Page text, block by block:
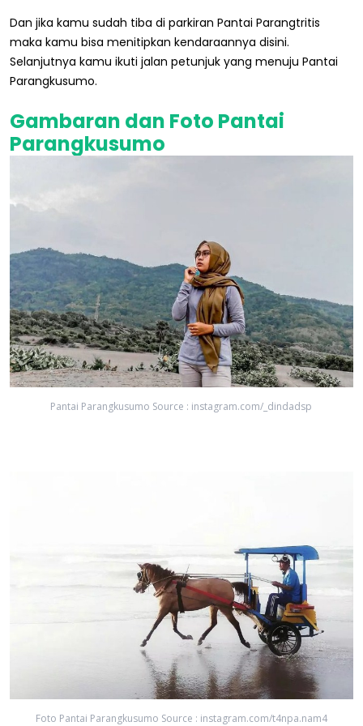
Dan jika kamu sudah tiba di parkiran Pantai Parangtritis
maka kamu bisa menitipkan kendaraannya disini.
Selanjutnya kamu ikuti jalan petunjuk yang menuju Pantai
Parangkusumo.
Gambaran dan Foto Pantai
Parangkusumo
Pantai Parangkusumo Source : instagram.com/_dindadsp
Foto Pantai Parangkusumo Source : instagram.com/t4npa.nam4